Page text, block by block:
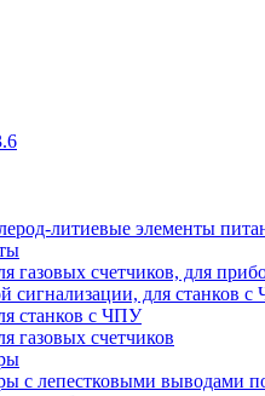
литиевые элементы
газовых счетчиков, для
сигнализации, для станков
станков с ЧПУ
газовых счетчиков
с лепестковыми выводами